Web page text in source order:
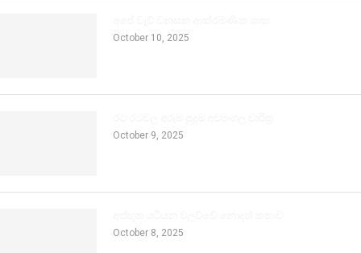
October 10, 2025
October 9, 2025
October 8, 2025